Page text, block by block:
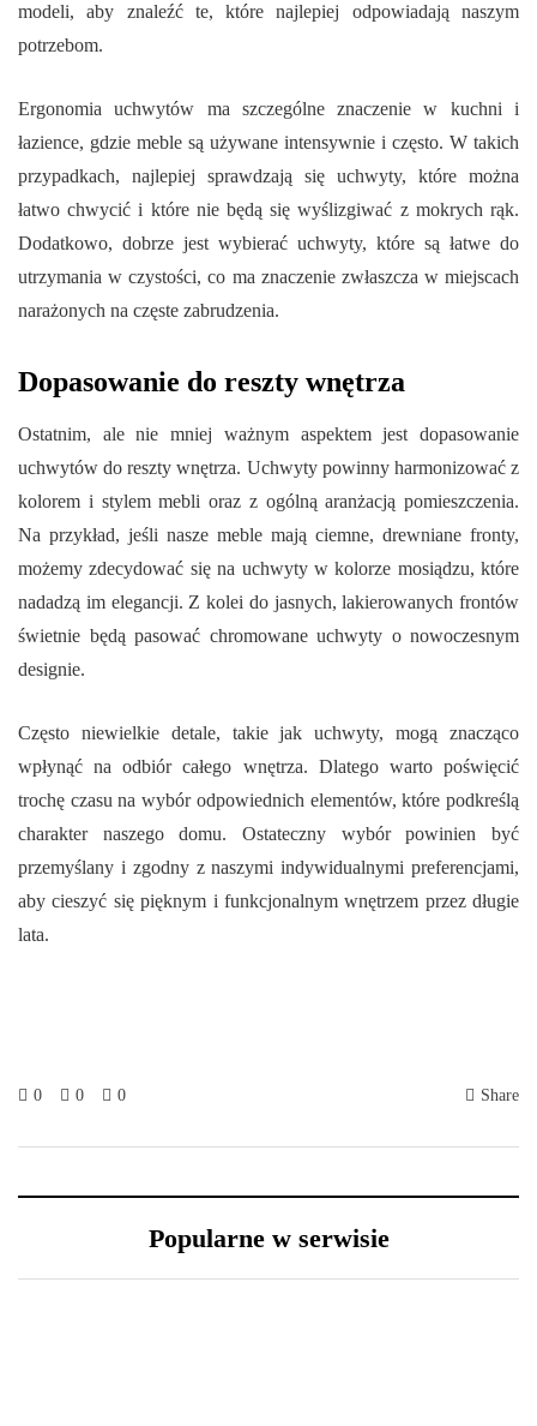
modeli, aby znaleźć te, które najlepiej odpowiadają naszym
potrzebom.
Ergonomia uchwytów ma szczególne znaczenie w kuchni i
łazience, gdzie meble są używane intensywnie i często. W takich
przypadkach, najlepiej sprawdzają się uchwyty, które można
łatwo chwycić i które nie będą się wyślizgiwać z mokrych rąk.
Dodatkowo, dobrze jest wybierać uchwyty, które są łatwe do
utrzymania w czystości, co ma znaczenie zwłaszcza w miejscach
narażonych na częste zabrudzenia.
Dopasowanie do reszty wnętrza
Ostatnim, ale nie mniej ważnym aspektem jest dopasowanie
uchwytów do reszty wnętrza. Uchwyty powinny harmonizować z
kolorem i stylem mebli oraz z ogólną aranżacją pomieszczenia.
Na przykład, jeśli nasze meble mają ciemne, drewniane fronty,
możemy zdecydować się na uchwyty w kolorze mosiądzu, które
nadadzą im elegancji. Z kolei do jasnych, lakierowanych frontów
świetnie będą pasować chromowane uchwyty o nowoczesnym
designie.
Często niewielkie detale, takie jak uchwyty, mogą znacząco
wpłynąć na odbiór całego wnętrza. Dlatego warto poświęcić
trochę czasu na wybór odpowiednich elementów, które podkreślą
charakter naszego domu. Ostateczny wybór powinien być
przemyślany i zgodny z naszymi indywidualnymi preferencjami,
aby cieszyć się pięknym i funkcjonalnym wnętrzem przez długie
lata.
0 0 0 Share
Popularne w serwisie